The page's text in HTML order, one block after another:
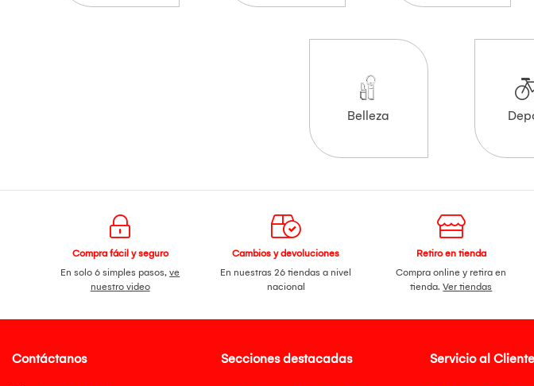
Belleza
Compra fácil y seguro
En solo 6 simples pasos,ve
nuestro video
Cambios y devoluciones
En nuestras 26 tiendas a nivel
nacional
Retiro en tienda
Compra online y retira en
tienda.Ver tiendas
Secciones destacadas Servicio al Cliente
Contáctanos